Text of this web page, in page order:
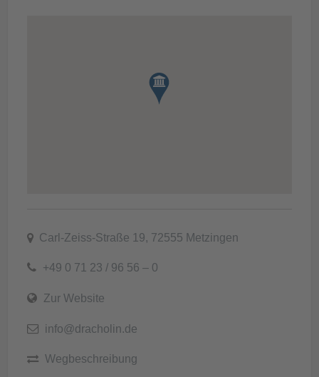
Carl-Zeiss-Straße 19, 72555 Metzingen
+49 0 71 23 / 96 56 – 0
Zur Website
info@dracholin.de
Wegbeschreibung